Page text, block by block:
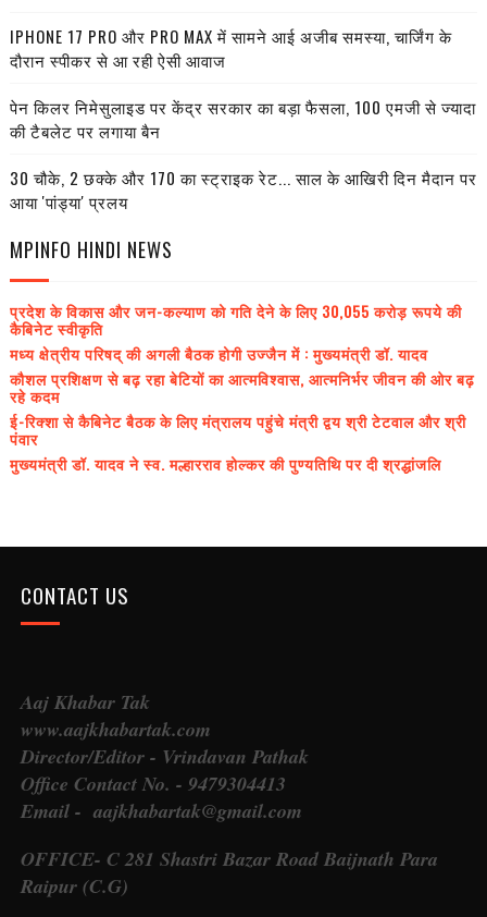
IPHONE 17 PRO और PRO MAX में सामने आई अजीब समस्या, चार्जिंग के
दौरान स्पीकर से आ रही ऐसी आवाज
पेन किलर निमेसुलाइड पर केंद्र सरकार का बड़ा फैसला, 100 एमजी से ज्यादा
की टैबलेट पर लगाया बैन
30 चौके, 2 छक्के और 170 का स्ट्राइक रेट... साल के आखिरी दिन मैदान पर
आया 'पांड्या' प्रलय
MPINFO HINDI NEWS
प्रदेश के विकास और जन-कल्याण को गति देने के लिए 30,055 करोड़ रूपये की
कैबिनेट स्वीकृति
मध्य क्षेत्रीय परिषद् की अगली बैठक होगी उज्जैन में : मुख्यमंत्री डॉ. यादव
कौशल प्रशिक्षण से बढ़ रहा बेटियों का आत्मविश्वास, आत्मनिर्भर जीवन की ओर बढ़
रहे कदम
ई-रिक्शा से कैबिनेट बैठक के लिए मंत्रालय पहुंचे मंत्री द्वय श्री टेटवाल और श्री
पंवार
मुख्यमंत्री डॉ. यादव ने स्व. मल्हारराव होल्कर की पुण्यतिथि पर दी श्रद्धांजलि
CONTACT US
Aaj Khabar Tak
www.aajkhabartak.com
Director/Editor - Vrindavan Pathak
Office Contact No. - 9479304413
Email - aajkhabartak@gmail.com
OFFICE- C 281 Shastri Bazar Road Baijnath Para
Raipur (C.G)